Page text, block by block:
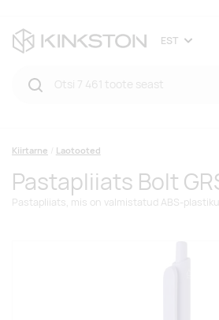
EST
Kiirtarne Laotooted
Pastapliiats Bolt
Pastapliiats, mis on valmistatud ABS-